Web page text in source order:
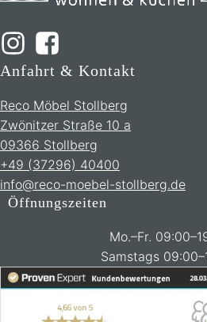
Anfahrt & Kontakt
Reco Möbel Stollberg
Zwönitzer Straße 10 a
09366 Stollberg
+49 (37296) 40400
info@reco-moebel-stollberg.de
Öffnungszeiten
Mo.–Fr.
Samstags